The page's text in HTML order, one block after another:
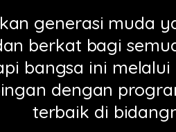
generasi muda
berkat bagi
bangsa ini
dengan
terbaik di